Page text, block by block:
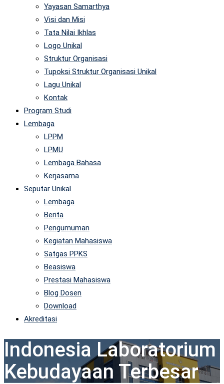
Yayasan Samarthya
Visi dan Misi
Tata Nilai Ikhlas
Logo Unikal
Struktur Organisasi
Tupoksi Struktur Organisasi Unikal
Lagu Unikal
Kontak
Program Studi
Lembaga
LPPM
LPMU
Lembaga Bahasa
Kerjasama
Seputar Unikal
Lembaga
Berita
Pengumuman
Kegiatan Mahasiswa
Satgas PPKS
Beasiswa
Prestasi Mahasiswa
Blog Dosen
Download
Akreditasi
Indonesia Laboratorium
Kebudayaan Terbesar